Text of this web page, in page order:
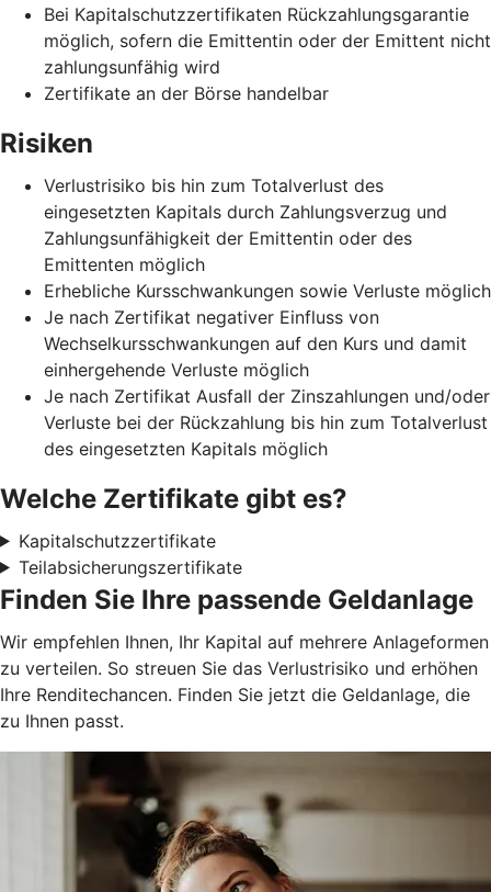
Bei Kapitalschutzzertifikaten Rückzahlungsgarantie
möglich, sofern die Emittentin oder der Emittent nicht
zahlungsunfähig wird
Zertifikate an der Börse handelbar
Risiken
Verlustrisiko bis hin zum Totalverlust des
eingesetzten Kapitals durch Zahlungsverzug und
Zahlungsunfähigkeit der Emittentin oder des
Emittenten möglich
Erhebliche Kursschwankungen sowie Verluste möglich
Je nach Zertifikat negativer Einfluss von
Wechselkursschwankungen auf den Kurs und damit
einhergehende Verluste möglich
Je nach Zertifikat Ausfall der Zinszahlungen und/oder
Verluste bei der Rückzahlung bis hin zum Totalverlust
des eingesetzten Kapitals möglich
Welche Zertifikate gibt es?
Kapitalschutzzertifikate
Teilabsicherungszertifikate
Finden Sie Ihre passende Geldanlage
Wir empfehlen Ihnen, Ihr Kapital auf mehrere Anlageformen
zu verteilen. So streuen Sie das Verlustrisiko und erhöhen
Ihre Renditechancen. Finden Sie jetzt die Geldanlage, die
zu Ihnen passt.